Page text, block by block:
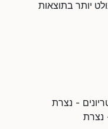
יותר בתוצאות
- נצרת
נצרת